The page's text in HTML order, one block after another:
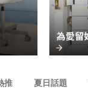
推 夏日話題